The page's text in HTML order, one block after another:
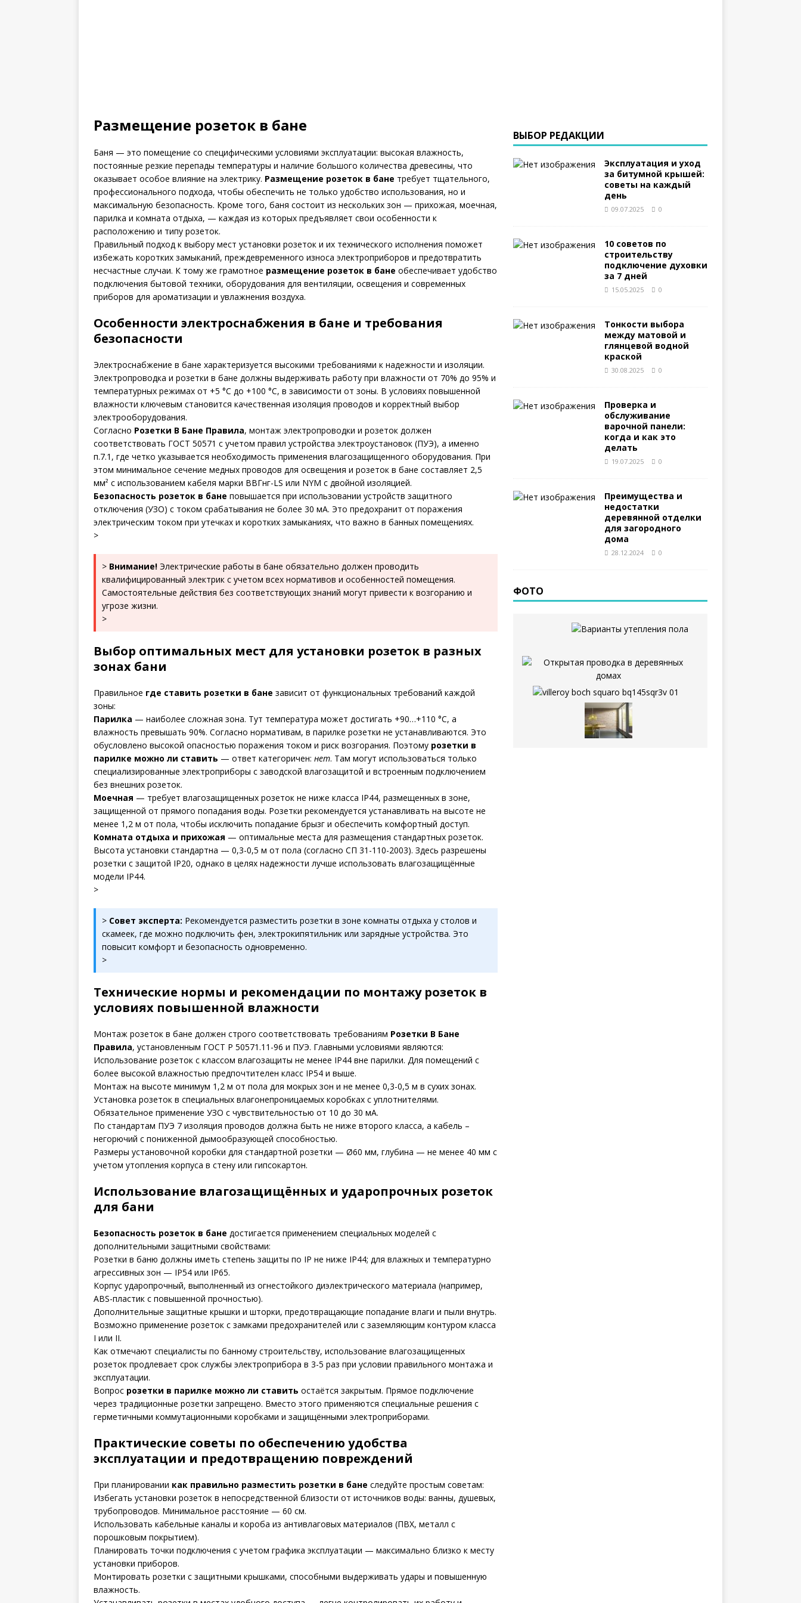
Размещение розеток в бане
Баня — это помещение со специфическими условиями эксплуатации: высокая влажность,
постоянные резкие перепады температуры и наличие большого количества древесины, что
оказывает особое влияние на электрику. Размещение розеток в бане требует тщательного,
профессионального подхода, чтобы обеспечить не только удобство использования, но и
максимальную безопасность. Кроме того, баня состоит из нескольких зон — прихожая, моечная,
парилка и комната отдыха, — каждая из которых предъявляет свои особенности к
расположению и типу розеток.
Правильный подход к выбору мест установки розеток и их технического исполнения поможет
избежать коротких замыканий, преждевременного износа электроприборов и предотвратить
несчастные случаи. К тому же грамотное размещение розеток в бане обеспечивает удобство
подключения бытовой техники, оборудования для вентиляции, освещения и современных
приборов для ароматизации и увлажнения воздуха.
Особенности электроснабжения в бане и требования
безопасности
Электроснабжение в бане характеризуется высокими требованиями к надежности и изоляции.
Электропроводка и розетки в бане должны выдерживать работу при влажности от 70% до 95% и
температурных режимах от +5 °C до +100 °C, в зависимости от зоны. В условиях повышенной
влажности ключевым становится качественная изоляция проводов и корректный выбор
электрооборудования.
Согласно Розетки В Бане Правила, монтаж электропроводки и розеток должен
соответствовать ГОСТ 50571 с учетом правил устройства электроустановок (ПУЭ), а именно
п.7.1, где четко указывается необходимость применения влагозащищенного оборудования. При
этом минимальное сечение медных проводов для освещения и розеток в бане составляет 2,5
мм² с использованием кабеля марки ВВГнг-LS или NYM с двойной изоляцией.
Безопасность розеток в бане повышается при использовании устройств защитного
отключения (УЗО) с током срабатывания не более 30 мА. Это предохранит от поражения
электрическим током при утечках и коротких замыканиях, что важно в банных помещениях.
>
> Внимание! Электрические работы в бане обязательно должен проводить
квалифицированный электрик с учетом всех нормативов и особенностей помещения.
Самостоятельные действия без соответствующих знаний могут привести к возгоранию и
угрозе жизни.
>
Выбор оптимальных мест для установки розеток в разных
зонах бани
Правильное где ставить розетки в бане зависит от функциональных требований каждой
зоны:
Парилка — наиболее сложная зона. Тут температура может достигать +90…+110 °C, а
влажность превышать 90%. Согласно нормативам, в парилке розетки не устанавливаются. Это
обусловлено высокой опасностью поражения током и риск возгорания. Поэтому розетки в
парилке можно ли ставить — ответ категоричен: нет. Там могут использоваться только
специализированные электроприборы с заводской влагозащитой и встроенным подключением
без внешних розеток.
Моечная — требует влагозащищенных розеток не ниже класса IP44, размещенных в зоне,
защищенной от прямого попадания воды. Розетки рекомендуется устанавливать на высоте не
менее 1,2 м от пола, чтобы исключить попадание брызг и обеспечить комфортный доступ.
Комната отдыха и прихожая — оптимальные места для размещения стандартных розеток.
Высота установки стандартна — 0,3-0,5 м от пола (согласно СП 31-110-2003). Здесь разрешены
розетки с защитой IP20, однако в целях надежности лучше использовать влагозащищённые
модели IP44.
>
> Совет эксперта: Рекомендуется разместить розетки в зоне комнаты отдыха у столов и
скамеек, где можно подключить фен, электрокипятильник или зарядные устройства. Это
повысит комфорт и безопасность одновременно.
>
Технические нормы и рекомендации по монтажу розеток в
условиях повышенной влажности
Монтаж розеток в бане должен строго соответствовать требованиям Розетки В Бане
Правила, установленным ГОСТ Р 50571.11-96 и ПУЭ. Главными условиями являются:
Использование розеток с классом влагозащиты не менее IP44 вне парилки. Для помещений с
более высокой влажностью предпочтителен класс IP54 и выше.
Монтаж на высоте минимум 1,2 м от пола для мокрых зон и не менее 0,3-0,5 м в сухих зонах.
Установка розеток в специальных влагонепроницаемых коробках с уплотнителями.
Обязательное применение УЗО с чувствительностью от 10 до 30 мА.
По стандартам ПУЭ 7 изоляция проводов должна быть не ниже второго класса, а кабель –
негорючий с пониженной дымообразующей способностью.
Размеры установочной коробки для стандартной розетки — Ø60 мм, глубина — не менее 40 мм с
учетом утопления корпуса в стену или гипсокартон.
Использование влагозащищённых и ударопрочных розеток
для бани
Безопасность розеток в бане достигается применением специальных моделей с
дополнительными защитными свойствами:
Розетки в баню должны иметь степень защиты по IP не ниже IP44; для влажных и температурно
агрессивных зон — IP54 или IP65.
Корпус ударопрочный, выполненный из огнестойкого диэлектрического материала (например,
ABS-пластик с повышенной прочностью).
Дополнительные защитные крышки и шторки, предотвращающие попадание влаги и пыли внутрь.
Возможно применение розеток с замками предохранителей или с заземляющим контуром класса
I или II.
Как отмечают специалисты по банному строительству, использование влагозащищенных
розеток продлевает срок службы электроприбора в 3-5 раз при условии правильного монтажа и
эксплуатации.
Вопрос розетки в парилке можно ли ставить остаётся закрытым. Прямое подключение
через традиционные розетки запрещено. Вместо этого применяются специальные решения с
герметичными коммутационными коробками и защищёнными электроприборами.
Практические советы по обеспечению удобства
эксплуатации и предотвращению повреждений
При планировании как правильно разместить розетки в бане следуйте простым советам:
Избегать установки розеток в непосредственной близости от источников воды: ванны, душевых,
трубопроводов. Минимальное расстояние — 60 см.
Использовать кабельные каналы и короба из антивлаговых материалов (ПВХ, металл с
порошковым покрытием).
Планировать точки подключения с учетом графика эксплуатации — максимально близко к месту
установки приборов.
Монтировать розетки с защитными крышками, способными выдерживать удары и повышенную
влажность.
ВЫБОР РЕДАКЦИИ
Эксплуатация и уход
за битумной крышей:
советы на каждый
день
09.07.2025 0
10 советов по
строительству
подключение духовки
за 7 дней
15.05.2025 0
Тонкости выбора
между матовой и
глянцевой водной
краской
30.08.2025 0
Проверка и
обслуживание
варочной панели:
когда и как это
делать
19.07.2025 0
Преимущества и
недостатки
деревянной отделки
для загородного
дома
28.12.2024 0
ФОТО